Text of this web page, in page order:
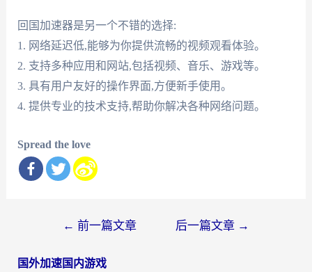
回国加速器是另一个不错的选择:
1. 网络延迟低,能够为你提供流畅的视频观看体验。
2. 支持多种应用和网站,包括视频、音乐、游戏等。
3. 具有用户友好的操作界面,方便新手使用。
4. 提供专业的技术支持,帮助你解决各种网络问题。
Spread the love
导
← 前一篇文章 后一篇文章 →
国外加速国内游戏